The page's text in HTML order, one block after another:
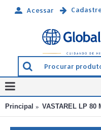
Acessar
Principal VASTAREL LP 80